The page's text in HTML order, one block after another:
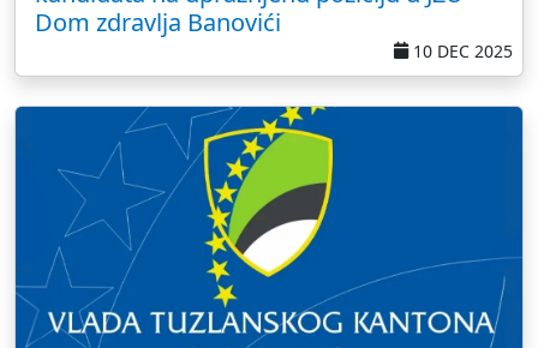
Dom zdravlja Banovići
10 DEC 2025